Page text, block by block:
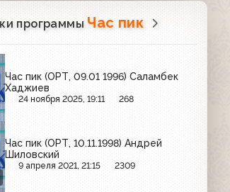
программы Час пик
Час пик (ОРТ, 09.01 1996) Саламбек
Хаджиев
24 ноября 2025, 19:11 268
Час пик (ОРТ, 10.11.1998) Андрей
Шиловский
9 апреля 2021, 21:15 2309